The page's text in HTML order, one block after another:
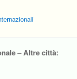
– Altre città: